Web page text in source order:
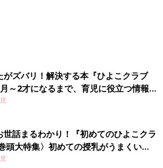
（プッパプーポ）の防寒ケープを購
くために、こちらのケープをゲットし
っこ紐兼用で、ママの手を入れる防
ンも可愛い！とお気に入りの様子。
ですね♪
素敵！ザ・ノース・フェイス
がズバリ！解決する本『ひよこクラブ
～2才になるまで、育児に役立つ情報が
世話まるわかり！『初めてのひよこクラ
頭大特集〉初めての授乳がうまくい
・ミルクの基本と夏のトラブル 解決テ